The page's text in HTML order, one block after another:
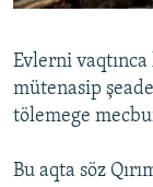
Evlerni
mütenasip
tölemege
Bu aqta söz